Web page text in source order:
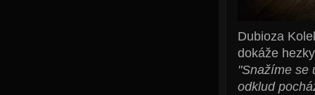
Dubioza
dokáže
"Snažíme se
odklud